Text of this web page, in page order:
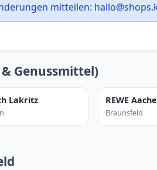
mitteilen:
Genussmittel)
Lakritz REWE
Braunsfeld